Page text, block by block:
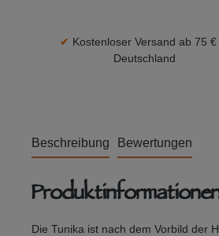
✔ Kostenloser Versand ab 75 €
Deutschland
Beschreibung Bewertungen
Die Tunika ist nach dem Vorbild der